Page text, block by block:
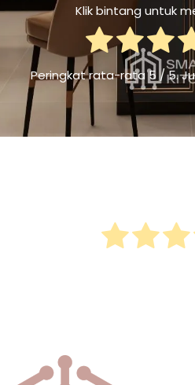
Klik bintang untuk
Peringkat rata-rata5/ 5.